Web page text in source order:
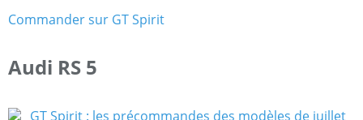
Commander sur GT Spirit
Audi RS 5